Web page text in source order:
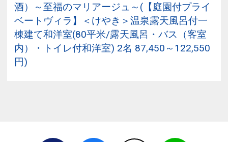
酒）～至福のマリアージュ～(【庭園付プライ
ベートヴィラ】＜けやき＞温泉露天風呂付一
棟建て和洋室(80平米/露天風呂・バス（客室
内）・トイレ付和洋室) 2名 87,450～122,550
円)